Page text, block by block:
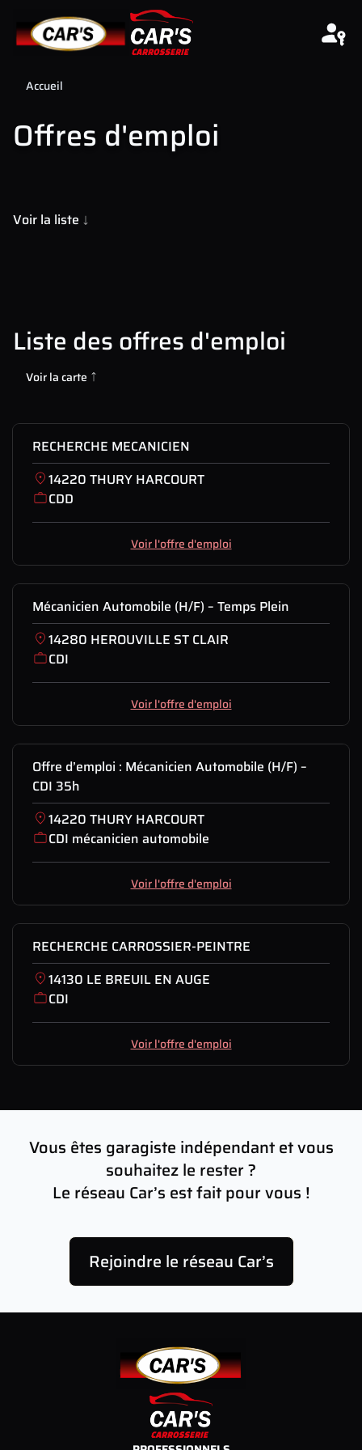
Accueil
Offres d'emploi
Voir la liste
Liste des offres d'emploi
Voir la carte
RECHERCHE MECANICIEN
14220 THURY HARCOURT
CDD
Voir l'offre d'emploi
Mécanicien Automobile (H/F) – Temps Plein
14280 HEROUVILLE ST CLAIR
CDI
Voir l'offre d'emploi
Offre d’emploi : Mécanicien Automobile (H/F) –
CDI 35h
14220 THURY HARCOURT
CDI mécanicien automobile
Voir l'offre d'emploi
RECHERCHE CARROSSIER-PEINTRE
14130 LE BREUIL EN AUGE
CDI
Voir l'offre d'emploi
Vous êtes garagiste indépendant et vous
souhaitez le rester ?
Le réseau Car’s est fait pour vous !
Rejoindre le réseau Car’s